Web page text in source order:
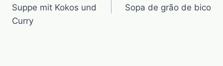
Suppe mit Kokos und
Curry
Sopa de grão de bico